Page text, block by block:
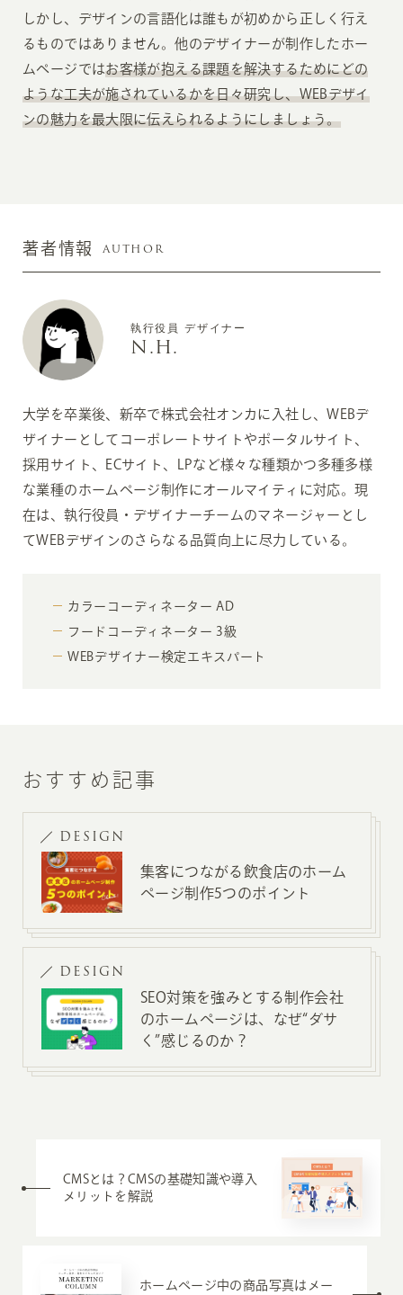
しかし、デザインの言語化は誰もが初めから正しく行え
るものではありません。他のデザイナーが制作したホー
ムページではお客様が抱える課題を解決するためにどの
ような工夫が施されているかを日々研究し、WEBデザイ
ンの魅力を最大限に伝えられるようにしましょう。
著者情報 AUTHOR
執行役員 デザイナー
N.H.
大学を卒業後、新卒で株式会社オンカに入社し、WEBデ
ザイナーとしてコーポレートサイトやポータルサイト、
採用サイト、ECサイト、LPなど様々な種類かつ多種多様
な業種のホームページ制作にオールマイティに対応。現
在は、執行役員・デザイナーチームのマネージャーとし
てWEBデザインのさらなる品質向上に尽力している。
カラーコーディネーター AD
フードコーディネーター 3級
WEBデザイナー検定エキスパート
おすすめ記事
DESIGN
集客につながる飲食店のホーム
ページ制作5つのポイント
DESIGN
SEO対策を強みとする制作会社
のホームページは、なぜ“ダサ
く”感じるのか？
CMSとは？CMSの基礎知識や導入
メリットを解説
ホームページ中の商品写真はメー